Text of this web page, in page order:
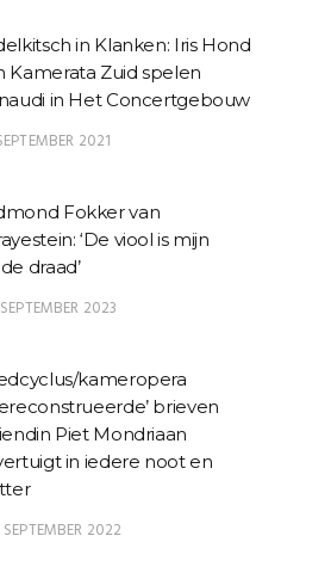
in Klanken: Iris Hond
Kamerata Zuid spelen
in Het Concertgebouw
2021
Fokker van
‘De viool is mijn
draad’
2023
kameropera
brieven
Piet Mondriaan
in iedere noot en
2022